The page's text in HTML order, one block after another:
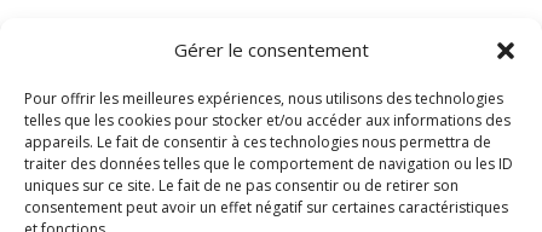
Gérer le consentement
Pour offrir les meilleures expériences, nous utilisons des technologies
telles que les cookies pour stocker et/ou accéder aux informations des
appareils. Le fait de consentir à ces technologies nous permettra de
traiter des données telles que le comportement de navigation ou les ID
uniques sur ce site. Le fait de ne pas consentir ou de retirer son
consentement peut avoir un effet négatif sur certaines caractéristiques
Rechercher
POLITIQUE DE CONFIDENTIALITE